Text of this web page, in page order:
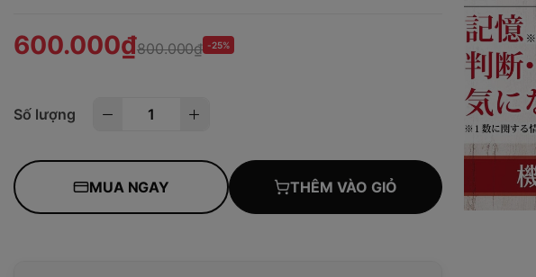
600.000₫800.000₫ -25%
Số lượng
MUA NGAY THÊM VÀO GIỎ